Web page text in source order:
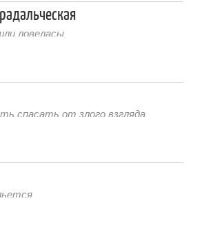
ловеласы
спасать от злого взгляда